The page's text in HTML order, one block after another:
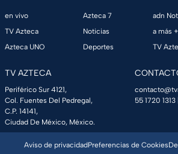
en vivo
TV Azteca
Azteca UNO
Azteca 7
Noticias
Deportes
adn
a más +
TV
TV AZTECA
Periférico Sur 4121,
Col. Fuentes Del Pedregal,
C.P. 14141,
Ciudad De México, México.
55 1720 1313
Aviso de privacidadPreferencias de Cookies